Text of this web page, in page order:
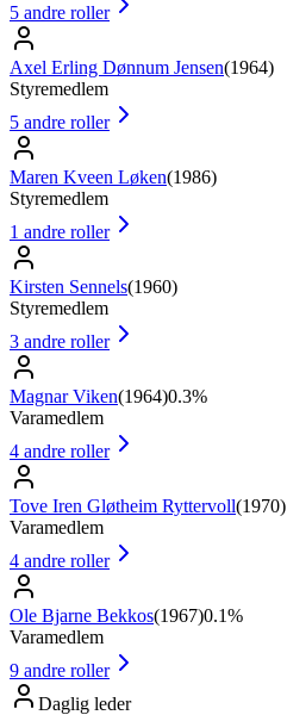
5 andre roller
Axel Erling Dønnum Jensen(1964)
Styremedlem
5 andre roller
Maren Kveen Løken(1986)
Styremedlem
1 andre roller
Kirsten Sennels(1960)
Styremedlem
3 andre roller
Magnar Viken(1964)0.3%
Varamedlem
4 andre roller
Tove Iren Gløtheim Ryttervoll(1970)
Varamedlem
4 andre roller
Ole Bjarne Bekkos(1967)0.1%
Varamedlem
9 andre roller
Daglig leder